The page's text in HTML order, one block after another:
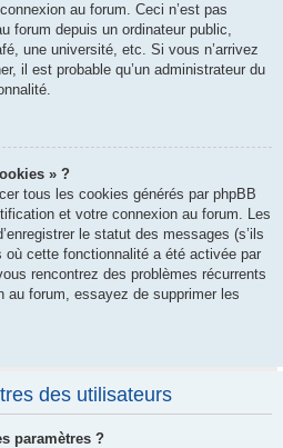
au forum. Ceci n’est pas
forum depuis un ordinateur public,
une université, etc. Si vous n’arrivez
il est probable qu’un administrateur du
» ?
tous les cookies générés par phpBB
et votre connexion au forum. Les
le statut des messages (s’ils
cette fonctionnalité a été activée par
rencontrez des problèmes récurrents
au forum, essayez de supprimer les
des utilisateurs
paramètres ?